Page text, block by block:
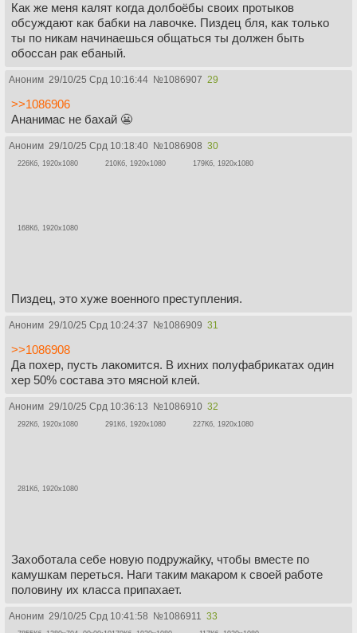
Как же меня калят когда долбоёбы своих протыков
обсуждают как бабки на лавочке. Пиздец бля, как только
ты по никам начинаешься общаться ты должен быть
обоссан рак ебаный.
Аноним 29/10/25 Срд 10:16:44 №1086907 29
>>1086906
Ананимас не бахай 😬
Аноним 29/10/25 Срд 10:18:40 №1086908 30
226Кб, 1920x1080 210Кб, 1920x1080 179Кб, 1920x1080
168Кб, 1920x1080
Пиздец, это хуже военного преступления.
Аноним 29/10/25 Срд 10:24:37 №1086909 31
>>1086908
Да похер, пусть лакомится. В ихних полуфабрикатах один
хер 50% состава это мясной клей.
Аноним 29/10/25 Срд 10:36:13 №1086910 32
292Кб, 1920x1080 291Кб, 1920x1080 227Кб, 1920x1080
281Кб, 1920x1080
Захоботала себе новую подружайку, чтобы вместе по
камушкам переться. Наги таким макаром к своей работе
половину их класса припахает.
Аноним 29/10/25 Срд 10:41:58 №1086911 33